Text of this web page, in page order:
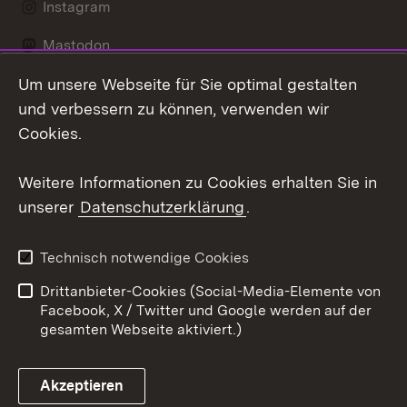
Instagram
Mastodon
Messenger
Link zum Landesportal
Kontakt
Impressum
Cookies
Um unsere Webseite für Sie optimal gestalten
und verbessern zu können, verwenden wir
Cookies.
Weitere Informationen zu Cookies erhalten Sie in
unserer Datenschutzerklärung.
Technisch notwendige Cookies
Drittanbieter-Cookies (Social-Media-Elemente von
Facebook, X / Twitter und Google werden auf der
gesamten Webseite aktiviert.)
Akzeptieren